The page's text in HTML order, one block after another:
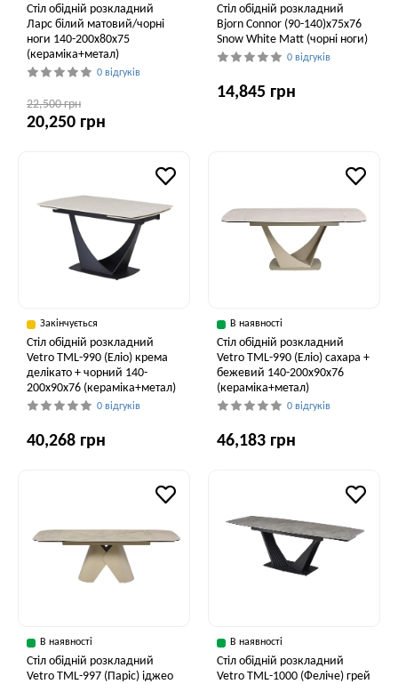
Стіл обідній розкладний
Ларс білий матовий/чорні
ноги 140-200x80x75
(кераміка+метал)
0 відгуків
22,500 грн
20,250 грн
Стіл обідній розкладний
Bjorn Connor (90-140)х75х76
Snow White Matt (чорні ноги)
0 відгуків
14,845 грн
Закінчується
Стіл обідній розкладний
Vetro TML-990 (Еліо) крема
делікато + чорний 140-
200x90x76 (кераміка+метал)
0 відгуків
40,268 грн
В наявності
Стіл обідній розкладний
Vetro ТМL-990 (Еліо) сахара +
бежевий 140-200x90x76
(кераміка+метал)
0 відгуків
46,183 грн
В наявності
Стіл обідній розкладний
Vetro ТМL-997 (Паріс) іджео
В наявності
Стіл обідній розкладний
Vetro ТМL-1000 (Феліче) грей